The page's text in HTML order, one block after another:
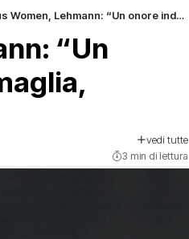
Lehmann: “Un onore indossare questa maglia, Stadium incredibile”
“Un
vedi tutte
3 min di lettura